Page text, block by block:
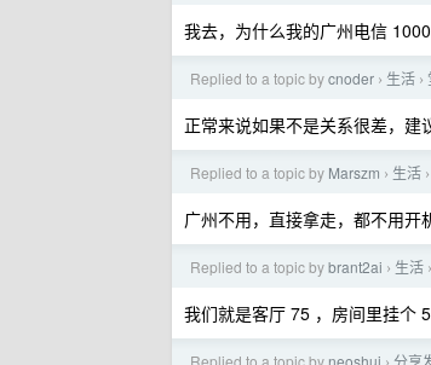
我去，为什么我的广州电信
Replied to a topic bycnoder › 生活 ›
正常来说如果不是关系很差，建
Replied to a topic by Marszm › 生活 ›
广州不用，直接拿走，都不用开
Replied to a topic bybrant2ai › 生活 ›
我们就是客厅 75 ，房间里挂个
Replied to a topic by neoshui 分享